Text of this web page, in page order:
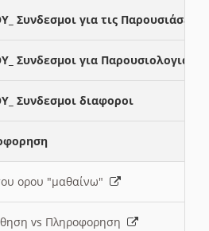
για τις Παρουσιάσεις
Συνδεσμοι για Παρουσιολογια
Συνδεσμοι διαφοροι
ορου "μαθαίνω"
vs Πληροφορηση